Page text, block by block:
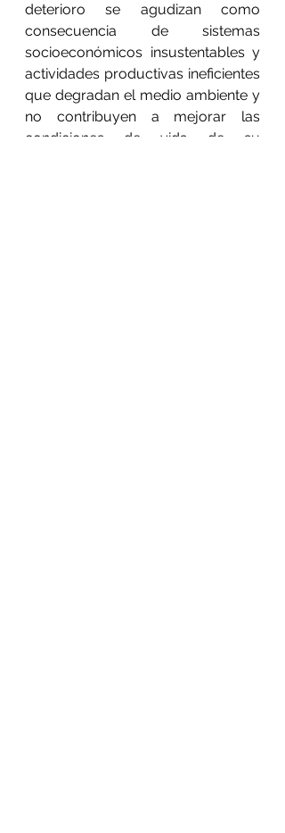
deterioro se agudizan como
consecuencia de sistemas
socioeconómicos insustentables y
actividades productivas ineficientes
que degradan el medio ambiente y
no contribuyen a mejorar las
condiciones de vida de su